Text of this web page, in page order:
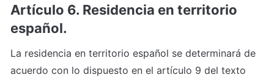
Artículo 6. Residencia en territorio
español.
La residencia en territorio español se determinará de
acuerdo con lo dispuesto en el artículo 9 del texto